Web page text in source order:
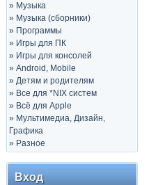
» Музыка
» Музыка (сборники)
» Программы
» Игры для ПК
» Игры для консолей
» Android, Mobile
» Детям и родителям
» Все для *NIX систем
» Всё для Apple
» Мультимедиа, Дизайн,
Графика
» Разное
Вход